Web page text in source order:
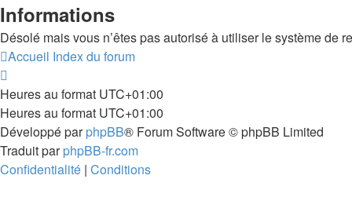
Informations
Désolé mais vous n’êtes pas autorisé à utiliser le système de
Accueil Index du forum
Heures au format UTC+01:00
Heures au format UTC+01:00
Développé parphpBB® Forum Software © phpBB Limited
Traduit parphpBB-fr.com
Confidentialité | Conditions